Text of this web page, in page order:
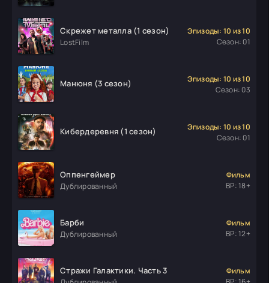
Скрежет металла (1 сезон)
LostFilm
Эпизоды: 10 из 10
Сезон: 01
Манюня (3 сезон)
Эпизоды: 10 из 10
Сезон: 03
Кибердеревня (1 сезон)
Эпизоды: 10 из 10
Сезон: 01
Оппенгеймер
Дублированный
Фильм
ВР: 18+
Барби
Дублированный
Фильм
ВР: 12+
Стражи Галактики. Часть 3
Фильм